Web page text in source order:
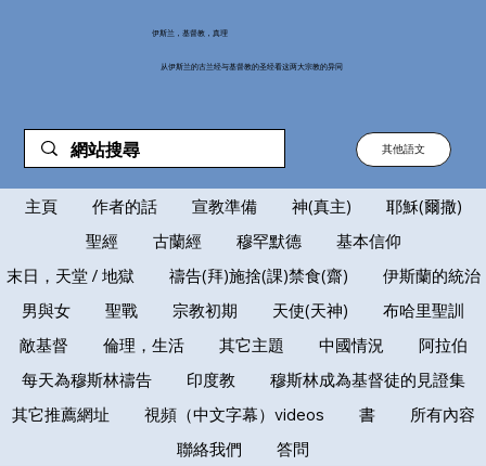
伊斯兰，基督教，真理
从伊斯兰的古兰经与基督教的圣经看这两大宗教的异同
其他語文
主頁 作者的話 宣教準備 神(真主)
耶穌(爾撒)
聖經
古蘭經 穆罕默德
基本信仰
末日，天堂 / 地獄
禱告(拜)施捨(課)禁食(齋)
伊斯蘭的統治
男與女
聖戰 宗教初期 天使(天神)
布哈里聖訓
敵基督
倫理，生活 其它主題 中國情況
阿拉伯
每天為穆斯林禱告
印度教
穆斯林成為基督徒的見證集
其它推薦網址
視頻（中文字幕）videos 書
所有內容
聯絡我們
答問